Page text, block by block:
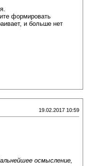
формировать
и больше нет
19.02.2017 10:59
осмысление,